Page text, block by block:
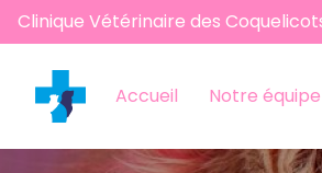
Clinique Vétérinaire des
Accueil Notre équipe